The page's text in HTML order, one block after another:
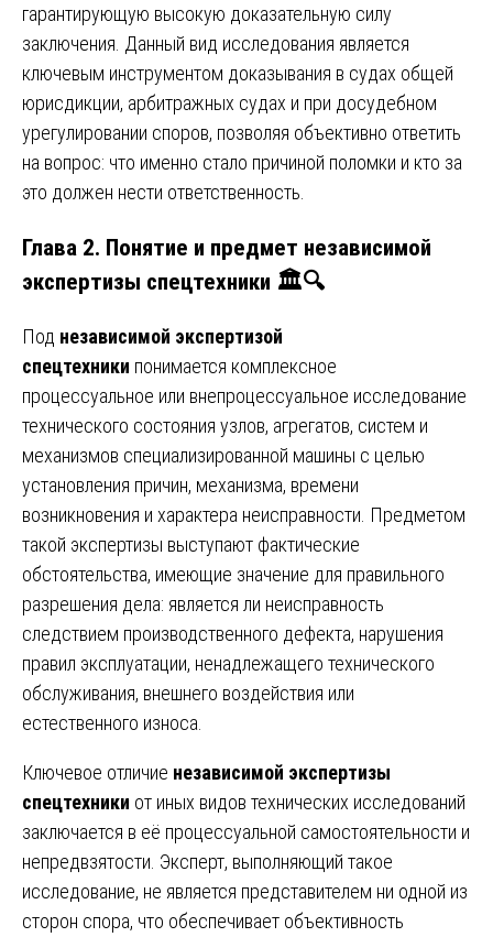
гарантирующую высокую доказательную силу
заключения. Данный вид исследования является
ключевым инструментом доказывания в судах общей
юрисдикции, арбитражных судах и при досудебном
урегулировании споров, позволяя объективно ответить
на вопрос: что именно стало причиной поломки и кто за
это должен нести ответственность.
Глава 2. Понятие и предмет независимой
экспертизы спецтехники 🏛️🔍
Под независимой экспертизой
спецтехники понимается комплексное
процессуальное или внепроцессуальное исследование
технического состояния узлов, агрегатов, систем и
механизмов специализированной машины с целью
установления причин, механизма, времени
возникновения и характера неисправности. Предметом
такой экспертизы выступают фактические
обстоятельства, имеющие значение для правильного
разрешения дела: является ли неисправность
следствием производственного дефекта, нарушения
правил эксплуатации, ненадлежащего технического
обслуживания, внешнего воздействия или
естественного износа.
Ключевое отличие независимой экспертизы
спецтехники от иных видов технических исследований
заключается в её процессуальной самостоятельности и
непредвзятости. Эксперт, выполняющий такое
исследование, не является представителем ни одной из
сторон спора, что обеспечивает объективность